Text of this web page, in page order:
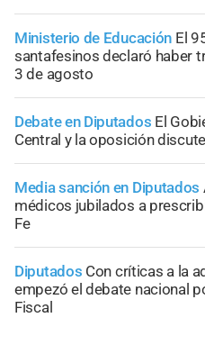
Ministerio de Educación El
santafesinos declaró haber
3 de agosto
Debate en Diputados El
Central y la oposición
Media sanción en Diputados
médicos jubilados a
Fe
Diputados Con críticas a la
empezó el debate nacional
Fiscal